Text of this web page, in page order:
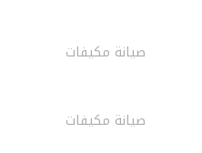
صيانة مكيفات
صيانة مكيفات